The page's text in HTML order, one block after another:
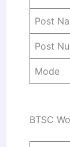
Post
Post
Mode
BTSC